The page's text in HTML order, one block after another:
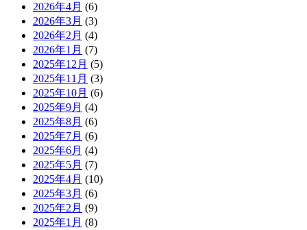
2026年4月 (6)
2026年3月 (3)
2026年2月 (4)
2026年1月 (7)
2025年12月 (5)
2025年11月 (3)
2025年10月 (6)
2025年9月 (4)
2025年8月 (6)
2025年7月 (6)
2025年6月 (4)
2025年5月 (7)
2025年4月 (10)
2025年3月 (6)
2025年2月 (9)
2025年1月 (8)